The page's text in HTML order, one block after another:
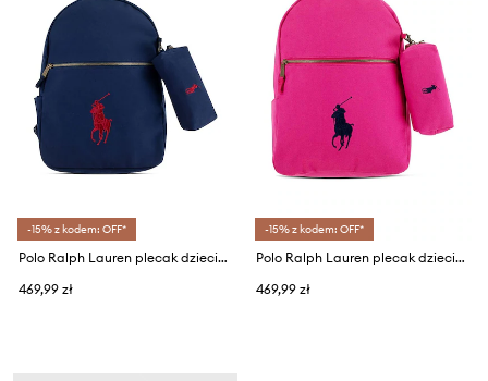
-15% z kodem: OFF*
Polo Ralph Lauren plecak dziecięcy
469,99 zł
-15% z kodem: OFF*
Polo Ralph Lauren plecak dziecięcy
469,99 zł